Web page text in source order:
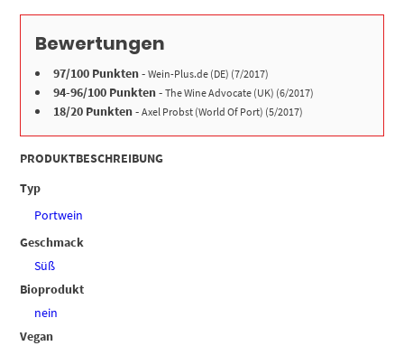
Bewertungen
97/100 Punkten-Wein-Plus.de (DE) (7/2017)
94-96/100 Punkten-The Wine Advocate (UK) (6/2017)
18/20 Punkten-Axel Probst (World Of Port) (5/2017)
PRODUKTBESCHREIBUNG
Typ
Portwein
Geschmack
Süß
Bioprodukt
nein
Vegan